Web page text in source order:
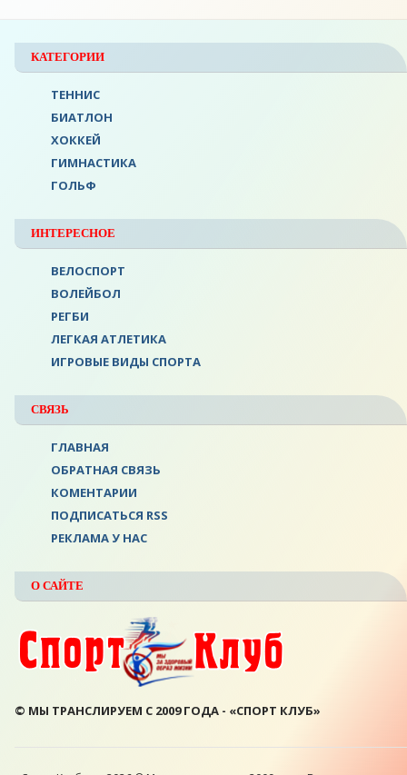
КАТЕГОРИИ
ТЕННИС
БИАТЛОН
ХОККЕЙ
ГИМНАСТИКА
ГОЛЬФ
ИНТЕРЕСНОЕ
ВЕЛОСПОРТ
ВОЛЕЙБОЛ
РЕГБИ
ЛЕГКАЯ АТЛЕТИКА
ИГРОВЫЕ ВИДЫ СПОРТА
СВЯЗЬ
ГЛАВНАЯ
ОБРАТНАЯ СВЯЗЬ
КОМЕНТАРИИ
ПОДПИСАТЬСЯ RSS
РЕКЛАМА У НАС
О САЙТЕ
© МЫ ТРАНСЛИРУЕМ С 2009 ГОДА - «СПОРТ КЛУБ»